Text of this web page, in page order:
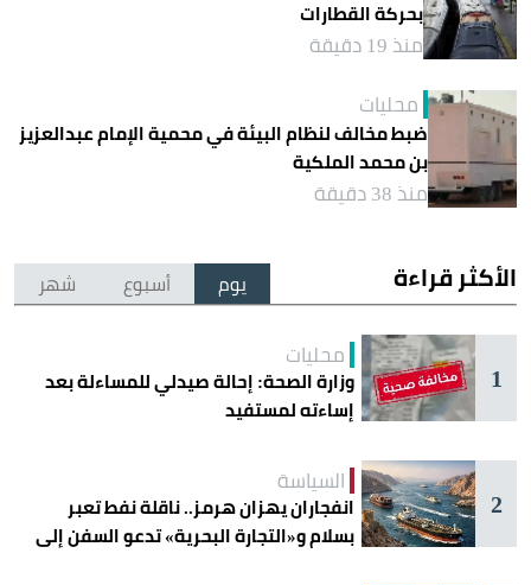
بحركة القطارات
منذ 19 دقيقة
محليات
ضبط مخالف لنظام البيئة في محمية الإمام عبدالعزيز
بن محمد الملكية
منذ 38 دقيقة
الأكثر قراءة يوم أسبوع شهر
1
محليات
وزارة الصحة: إحالة صيدلي للمساءلة بعد
إساءته لمستفيد
2
السياسة
انفجاران يهزان هرمز.. ناقلة نفط تعبر
بسلام و«التجارة البحرية» تدعو السفن إلى